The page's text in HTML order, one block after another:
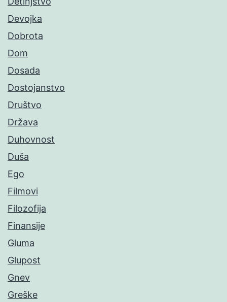
Devojka
Dobrota
Dom
Dosada
Dostojanstvo
Društvo
Država
Duhovnost
Duša
Ego
Filmovi
Filozofija
Finansije
Gluma
Glupost
Gnev
Greške